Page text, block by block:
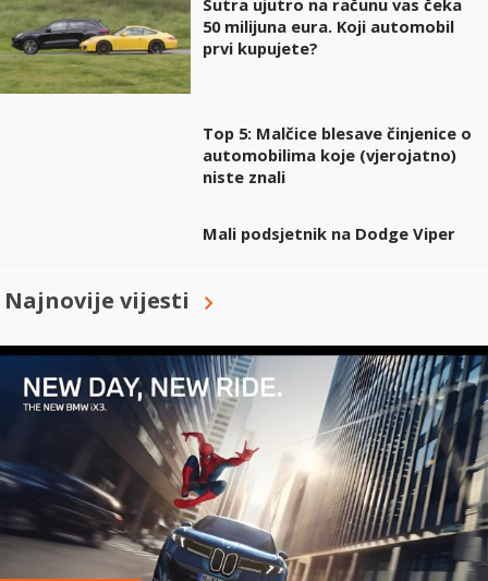
Sutra ujutro na računu vas čeka
50 milijuna eura. Koji automobil
prvi kupujete?
Top 5: Malčice blesave činjenice o
automobilima koje (vjerojatno)
niste znali
Mali podsjetnik na Dodge Viper
Najnovije vijesti